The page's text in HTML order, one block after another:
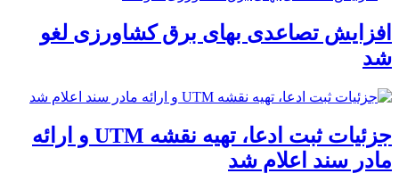
افزایش تصاعدی بهای برق کشاورزی لغو
شد
جزئیات ثبت ادعا، تهیه نقشه UTM و ارائه
مادر سند اعلام شد